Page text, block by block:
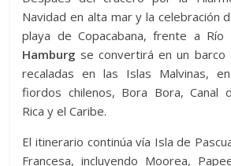
Navidad en alta mar y la celebración
playa de Copacabana, frente a Río
Hamburg se convertirá en un barco
recaladas en las Islas Malvinas,
fiordos chilenos, Bora Bora, Canal
Rica y el Caribe.
El itinerario continúa vía Isla de
Francesa, incluyendo Moorea,